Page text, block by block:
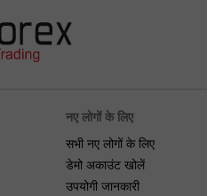
नए लोगों के लिए
सभी नए लोगों के लिए
डेमो अकाउंट खोलें
उपयोगी जानकारी